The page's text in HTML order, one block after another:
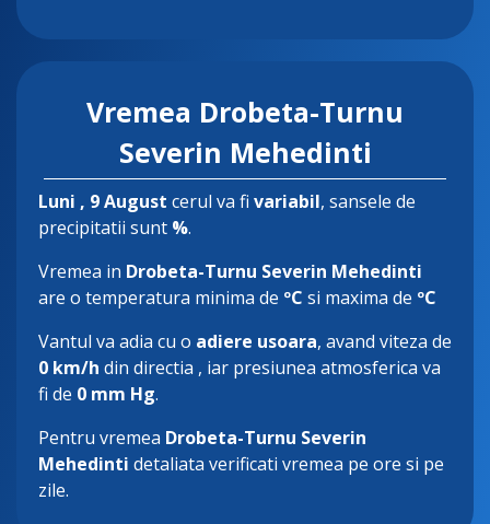
Vremea Drobeta-Turnu
Severin Mehedinti
Luni , 9 August cerul va fi variabil, sansele de
precipitatii sunt %.
Vremea in Drobeta-Turnu Severin Mehedinti
are o temperatura minima de ºC si maxima de ºC
Vantul va adia cu o adiere usoara, avand viteza de
0 km/h din directia , iar presiunea atmosferica va
fi de 0 mm Hg.
Pentru vremea Drobeta-Turnu Severin
Mehedinti detaliata verificati vremea pe ore si pe
zile.